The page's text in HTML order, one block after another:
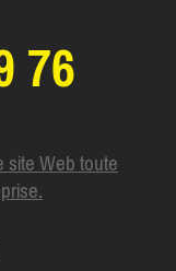
76
site Web toute